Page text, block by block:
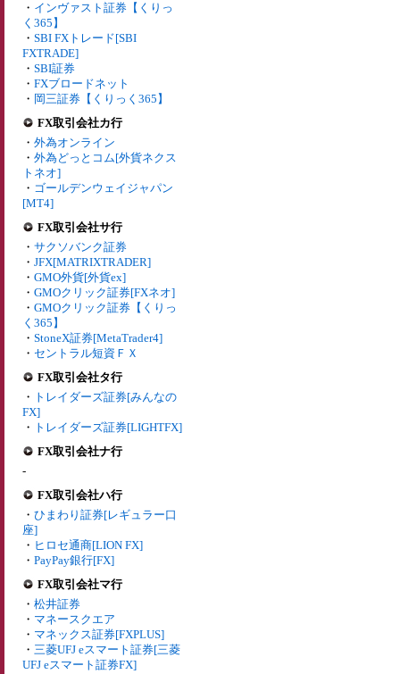
・ インヴァスト証券【くりっ
く365】
・ SBI FXトレード[SBI
FXTRADE]
・ SBI証券
・ FXブロードネット
・ 岡三証券【くりっく365】
FX取引会社カ行
・ 外為オンライン
・ 外為どっとコム[外貨ネクス
トネオ]
・ ゴールデンウェイジャパン
[MT4]
FX取引会社サ行
・ サクソバンク証券
・ JFX[MATRIXTRADER]
・ GMO外貨[外貨ex]
・ GMOクリック証券[FXネオ]
・ GMOクリック証券【くりっ
く365】
・ StoneX証券[MetaTrader4]
・ セントラル短資ＦＸ
FX取引会社タ行
・ トレイダーズ証券[みんなの
FX]
・ トレイダーズ証券[LIGHTFX]
FX取引会社ナ行
-
FX取引会社ハ行
・ ひまわり証券[レギュラー口
座]
・ ヒロセ通商[LION FX]
・ PayPay銀行[FX]
FX取引会社マ行
・ 松井証券
・ マネースクエア
・ マネックス証券[FXPLUS]
・ 三菱UFJ eスマート証券[三菱
UFJ eスマート証券FX]